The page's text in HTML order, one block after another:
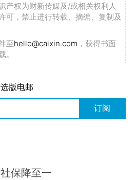
产权为财新传媒及/或相关权利人
可，禁止进行转载、摘编、复制及
至hello@caixin.com ，获得书面
。
版电邮
订阅
保降至一